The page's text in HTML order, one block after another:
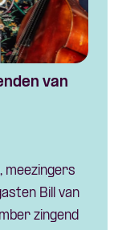
van
meezingers
Bill van
zingend